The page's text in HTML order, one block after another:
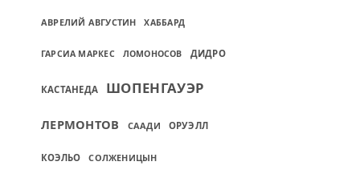
АВРЕЛИЙ АВГУСТИН ХАББАРД
ГАРСИА МАРКЕС ЛОМОНОСОВ ДИДРО
КАСТАНЕДА ШОПЕНГАУЭР
ЛЕРМОНТОВ СААДИ ОРУЭЛЛ
КОЭЛЬО СОЛЖЕНИЦЫН